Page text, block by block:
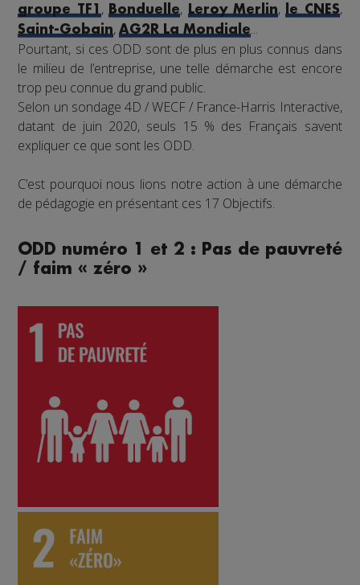
groupe TF1 , Bonduelle, Leroy Merlin, le CNES,
Saint-Gobain,AG2R La Mondiale...
Pourtant, si ces ODD sont de plus en plus connus dans
le milieu de l’entreprise, une telle démarche est encore
trop peu connue du grand public.
Selon un sondage 4D / WECF / France-Harris Interactive,
datant de juin 2020, seuls 15 % des Français savent
expliquer ce que sont les ODD.
C’est pourquoi nous lions notre action à une démarche
de pédagogie en présentant ces 17 Objectifs.
ODD numéro 1 et 2 : Pas de pauvreté
/ faim « zéro »